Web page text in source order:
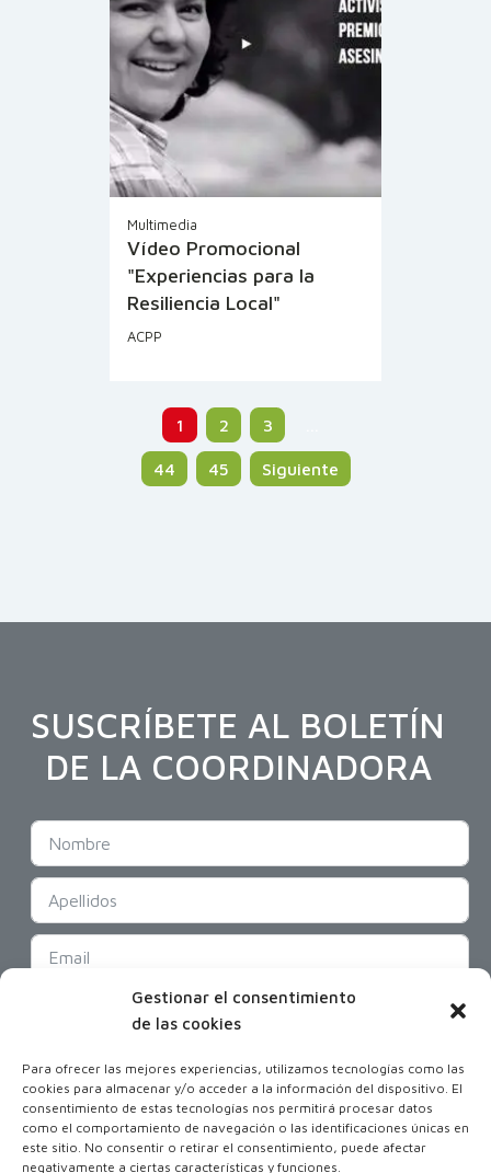
Gestionar el consentimiento
de las cookies
Para ofrecer las mejores experiencias, utilizamos tecnologías como las
cookies para almacenar y/o acceder a la información del dispositivo. El
consentimiento de estas tecnologías nos permitirá procesar datos
como el comportamiento de navegación o las identificaciones únicas en
este sitio. No consentir o retirar el consentimiento, puede afectar
negativamente a ciertas características y funciones.
Multimedia
Vídeo Promocional
"Experiencias para la
Resiliencia Local"
ACPP
1 2 3
44 45 Siguiente
SUSCRÍBETE AL BOLETÍN
DE LA COORDINADORA
SUSCRIBIR